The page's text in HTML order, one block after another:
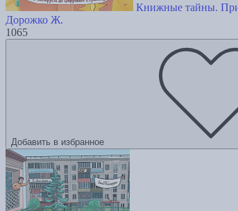
Книжные тайны.
Дорожко Ж.
1065
Добавить в избранное